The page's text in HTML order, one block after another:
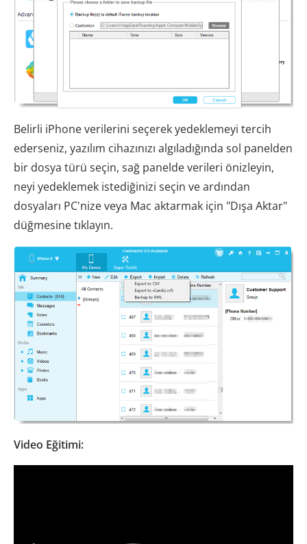
Belirli iPhone verilerini seçerek yedeklemeyi tercih
ederseniz, yazılım cihazınızı algıladığında sol panelden
bir dosya türü seçin, sağ panelde verileri önizleyin,
neyi yedeklemek istediğinizi seçin ve ardından
dosyaları PC'nize veya Mac aktarmak için "Dışa Aktar"
düğmesine tıklayın.
Video Eğitimi: